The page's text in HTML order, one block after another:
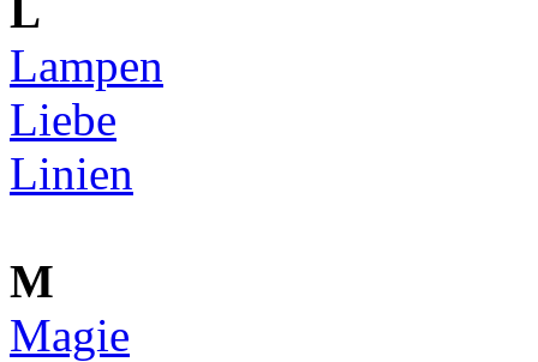
L
Lampen
Liebe
Linien
M
Magie